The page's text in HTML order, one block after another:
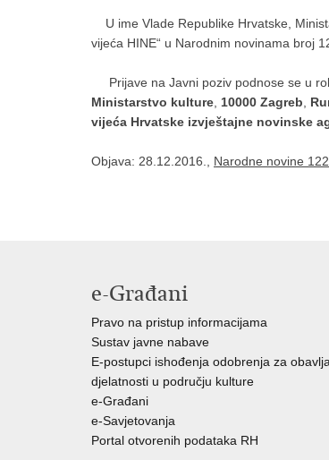
U ime Vlade Republike Hrvatske,
vijeća HINE“ u Narodnim novinama broj
Prijave na Javni poziv podnose se u
Ministarstvo kulture 10000 Zagreb
vijeća Hrvatske izvještajne novinske
Objava: 28.12.2016., Narodne novine
e-Građani
Pravo na pristup informacijama
Sustav javne nabave
E-postupci ishođenja odobrenja za
djelatnosti u području kulture
e-Građani
e-Savjetovanja
Portal otvorenih podataka RH